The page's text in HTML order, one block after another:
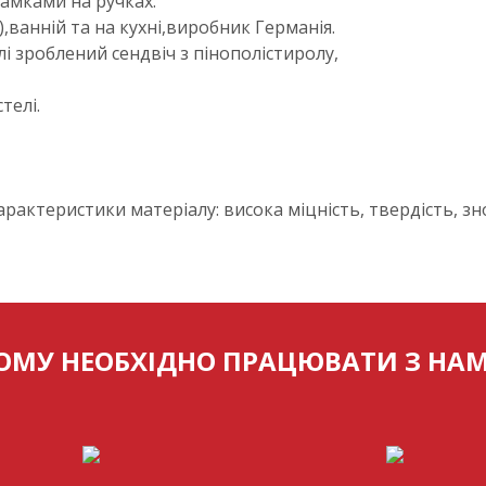
та на кухні,виробник Германія.
сендвіч з пінополістиролу,
матеріалу: висока міцність, твердість,
НЕОБХІДНО ПРАЦЮВАТИ З